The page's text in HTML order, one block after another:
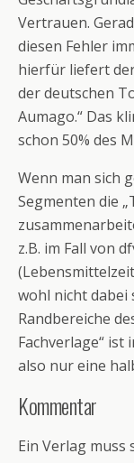
Vertrauen.
diesen Fehler
hierfür liefert
der deutschen
Aumago.“ Das
schon 50% des
Wenn man sich
Segmenten die
z.B. im Fall von
wohl nicht dabei
Randbereiche
Fachverlage“ ist
also nur eine
Kommentar
Ein Verlag